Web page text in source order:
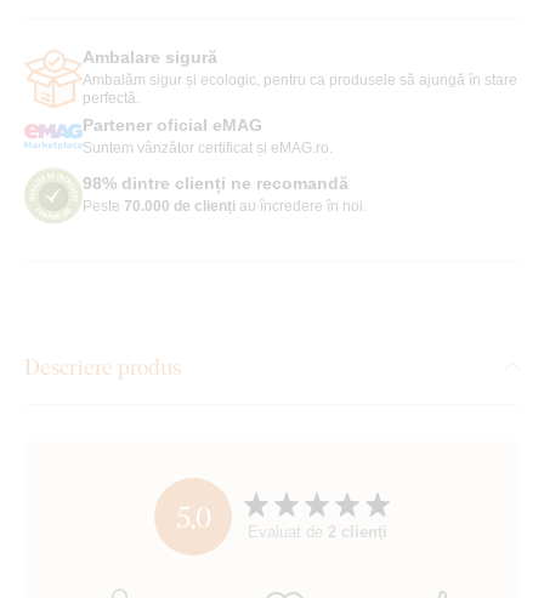
Ambalare sigură
Ambalăm sigur și ecologic, pentru ca produsele să ajungă în stare
perfectă.
Partener oficial eMAG
Suntem vânzător certificat și eMAG.ro.
98% dintre clienți ne recomandă
Peste 70.000 de clienți au încredere în noi.
Descriere produs
5,0 Evaluat de 2 clienți